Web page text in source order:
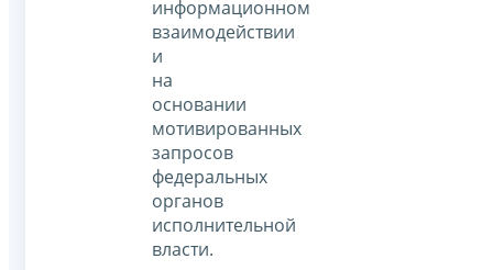
информационном
взаимодействии
и
на
основании
мотивированных
запросов
федеральных
органов
исполнительной
власти.